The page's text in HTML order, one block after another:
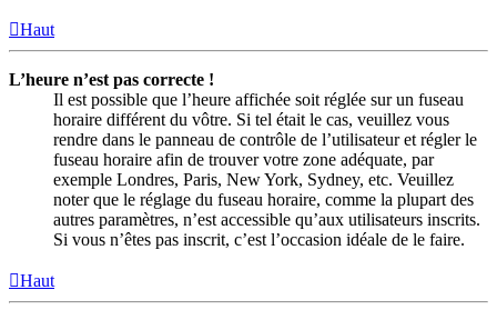
Haut
L’heure n’est pas correcte !
Il est possible que l’heure affichée soit réglée sur un fuseau
horaire différent du vôtre. Si tel était le cas, veuillez vous
rendre dans le panneau de contrôle de l’utilisateur et régler le
fuseau horaire afin de trouver votre zone adéquate, par
exemple Londres, Paris, New York, Sydney, etc. Veuillez
noter que le réglage du fuseau horaire, comme la plupart des
autres paramètres, n’est accessible qu’aux utilisateurs inscrits.
Si vous n’êtes pas inscrit, c’est l’occasion idéale de le faire.
Haut